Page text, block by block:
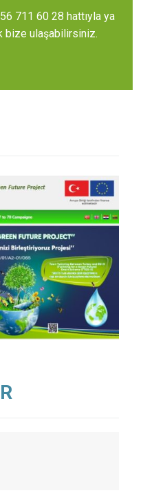
711 60 28 hattıyla ya
bize ulaşabilirsiniz.